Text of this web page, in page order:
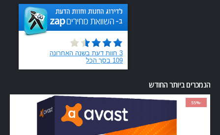
הנמכרים ביותר החודש
-55%